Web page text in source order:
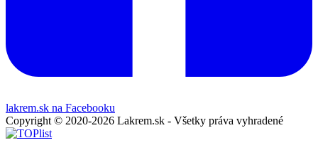
lakrem.sk na Facebooku
Copyright © 2020-2026 Lakrem.sk - Všetky práva vyhradené